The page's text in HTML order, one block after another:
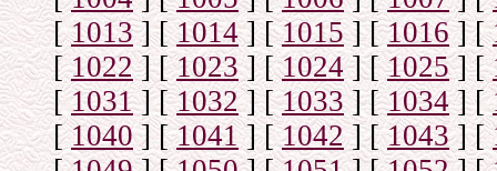
[1013] [1014] [1015] [1016] [
[1022] [1023] [1024] [1025] [
[1031] [1032] [1033 ] [1034] [
[1040] [1041] [1042] [1043] [